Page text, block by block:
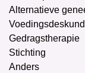
Alternatieve
Gedragstherapie
Stichting
Anders